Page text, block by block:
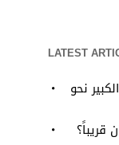
LATEST
نحو